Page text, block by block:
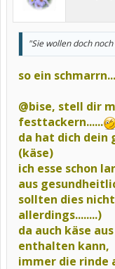
"Sie wollen doch
so ein
@bise, stell dir
festtackern......
da hat dich dein
(käse)
ich esse schon
aus
sollten dies
allerdings........)
da auch käse
enthalten kann,
immer die rinde